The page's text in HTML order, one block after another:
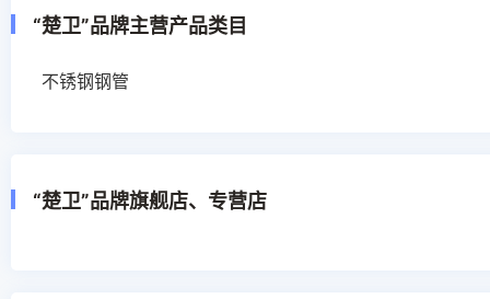
“楚卫”品牌主营产品类目
不锈钢钢管
“楚卫”品牌旗舰店、专营店